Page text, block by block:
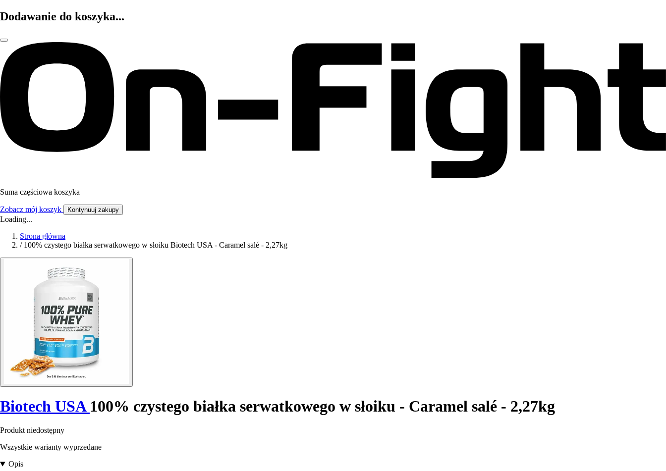
Dodawanie do koszyka...
Suma częściowa koszyka
Zobacz mój koszyk Kontynuuj zakupy
Loading...
Strona główna
/ 100% czystego białka serwatkowego w słoiku Biotech USA - Caramel salé - 2,27kg
Biotech USA 100% czystego białka serwatkowego w słoiku - Caramel salé - 2,27kg
Produkt niedostępny
Wszystkie warianty wyprzedane
Opis